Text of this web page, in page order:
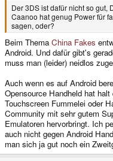
Der 3DS ist dafür nicht so gut,
Caanoo hat genug Power für
sagen, oder?
Beim Thema China Fakes
Android. Und dafür gibt's
muss man (leider) neidlos
Auch wenn es auf Android
Opensource Handheld hat
Touchscreen Fummelei oder
Community mit sehr gutem
Emulatoren hervorbringt. Ich
auch nicht gegen Android
man sich ja gut noch ein